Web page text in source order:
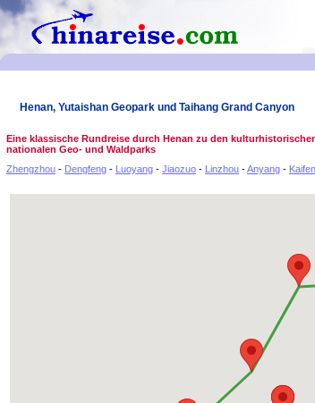
Henan, Yutaishan Geopark und Taihang Grand Canyon
Eine klassische Rundreise durch Henan zu den
nationalen Geo- und Waldparks
Zhengzhou - Dengfeng - Luoyang - Jiaozuo - Linzhou -Anyang -